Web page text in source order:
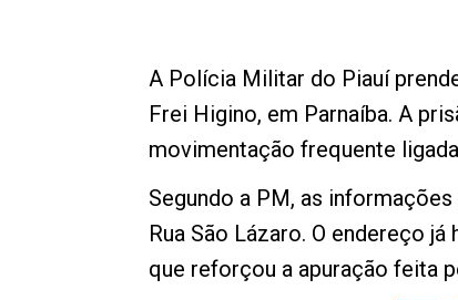
A Polícia Militar do Piauí
Frei Higino, em Parnaíba. A
movimentação frequente
Segundo a PM, as
Rua São Lázaro. O endereço
que reforçou a apuração feita